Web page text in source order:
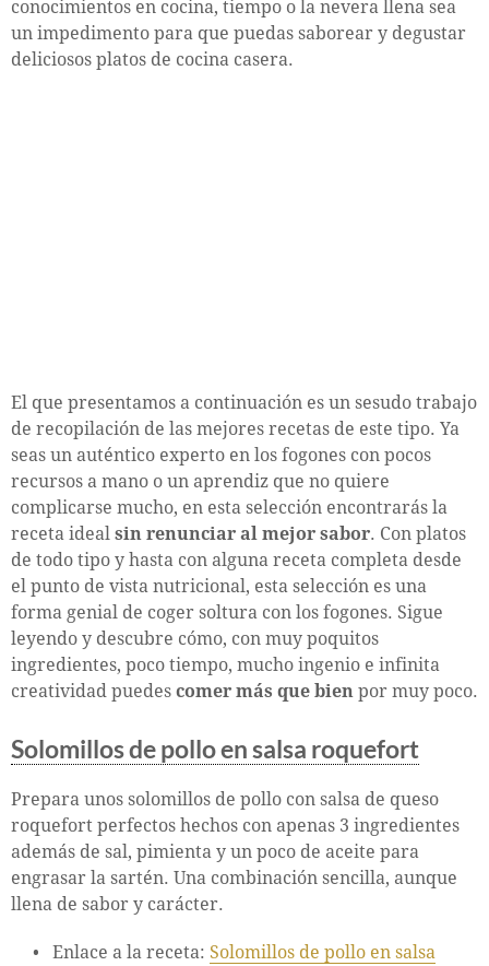
conocimientos en cocina, tiempo o la nevera llena sea
un impedimento para que puedas saborear y degustar
deliciosos platos de cocina casera.
El que presentamos a continuación es un sesudo trabajo
de recopilación de las mejores recetas de este tipo. Ya
seas un auténtico experto en los fogones con pocos
recursos a mano o un aprendiz que no quiere
complicarse mucho, en esta selección encontrarás la
receta ideal sin renunciar al mejor sabor. Con platos
de todo tipo y hasta con alguna receta completa desde
el punto de vista nutricional, esta selección es una
forma genial de coger soltura con los fogones. Sigue
leyendo y descubre cómo, con muy poquitos
ingredientes, poco tiempo, mucho ingenio e infinita
creatividad puedes comer más que bien por muy poco.
Solomillos de pollo en salsa roquefort
Prepara unos solomillos de pollo con salsa de queso
roquefort perfectos hechos con apenas 3 ingredientes
además de sal, pimienta y un poco de aceite para
engrasar la sartén. Una combinación sencilla, aunque
llena de sabor y carácter.
Enlace a la receta: Solomillos de pollo en salsa